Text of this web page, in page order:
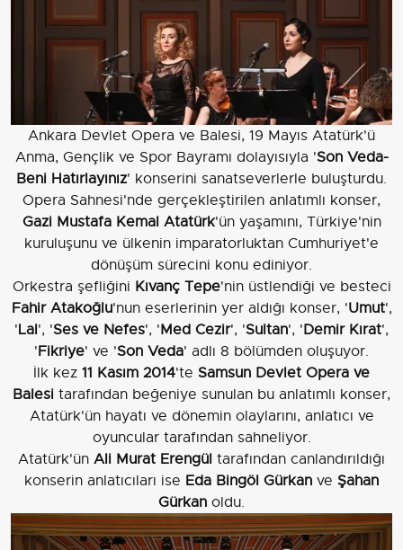
Ankara Devlet Opera ve Balesi, 19 Mayıs Atatürk'ü
Anma, Gençlik ve Spor Bayramı dolayısıyla 'Son Veda-
Beni Hatırlayınız' konserini sanatseverlerle buluşturdu.
Opera Sahnesi'nde gerçekleştirilen anlatımlı konser,
Gazi Mustafa Kemal Atatürk'ün yaşamını, Türkiye'nin
kuruluşunu ve ülkenin imparatorluktan Cumhuriyet'e
dönüşüm sürecini konu ediniyor.
Orkestra şefliğini Kıvanç Tepe'nin üstlendiği ve besteci
Fahir Atakoğlu'nun eserlerinin yer aldığı konser, 'Umut',
'Lal', 'Ses ve Nefes', 'Med Cezir', 'Sultan', 'Demir Kırat',
'Fikriye' ve 'Son Veda' adlı 8 bölümden oluşuyor.
İlk kez 11 Kasım 2014'te Samsun Devlet Opera ve
Balesi tarafından beğeniye sunulan bu anlatımlı konser,
Atatürk'ün hayatı ve dönemin olaylarını, anlatıcı ve
oyuncular tarafından sahneliyor.
Atatürk'ün Ali Murat Erengül tarafından canlandırıldığı
konserin anlatıcıları ise Eda Bingöl Gürkan ve Şahan
Gürkan oldu.